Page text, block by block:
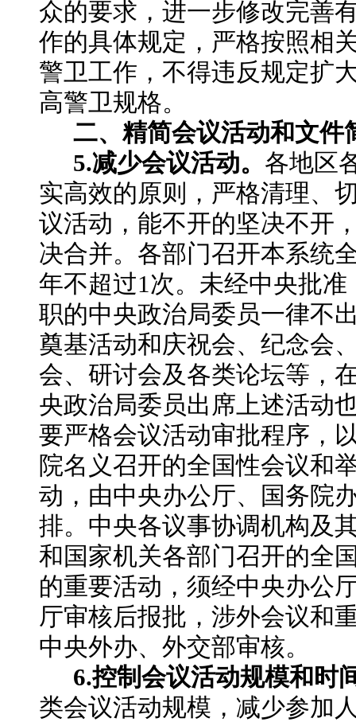
众的要求，进一步修改完善
作的具体规定，严格按照相
警卫工作，不得违反规定扩
高警卫规格。
二、精简会议活动和文件
5.减少会议活动。 各地区
实高效的原则，严格清理、
议活动，能不开的坚决不开
决合并。各部门召开本系统
年不超过1次。未经中央批
职的中央政治局委员一律不
奠基活动和庆祝会、纪念会
会、研讨会及各类论坛等，
央政治局委员出席上述活动
要严格会议活动审批程序，
院名义召开的全国性会议和
动，由中央办公厅、国务院
排。中央各议事协调机构及
和国家机关各部门召开的全
的重要活动，须经中央办公
厅审核后报批，涉外会议和
中央外办、外交部审核。
6.控制会议活动规模和时
类会议活动规模，减少参加